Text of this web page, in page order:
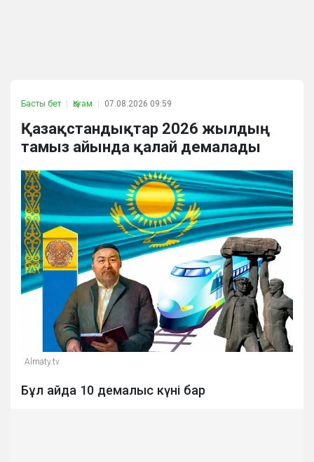
Басты бет Қоғам 07.08.2026 09:59
Қазақстандықтар 2026 жылдың
тамыз айында қалай демалады
Almaty.tv
Бұл айда 10 демалыс күні бар